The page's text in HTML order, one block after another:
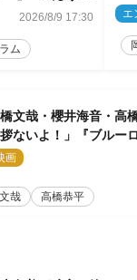
2026/8/9 17:30
ム
マエ
文哉・櫻井海音・高
ないよ！」『ブルー
ントレポート
画
哉 高橋恭平